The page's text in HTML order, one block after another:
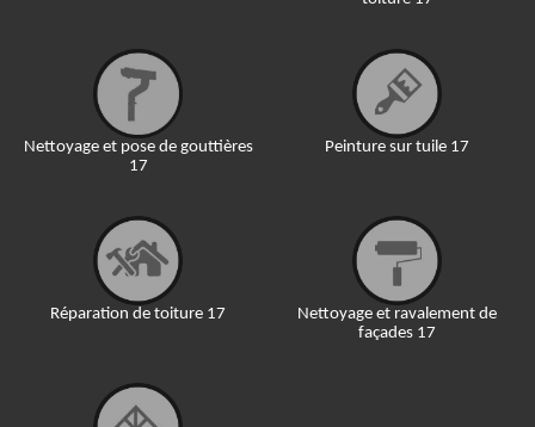
Nettoyage et pose de gouttières
17
Réparation de toiture 17
Peinture sur tuile 17
Nettoyage et ravalement de
façades 17